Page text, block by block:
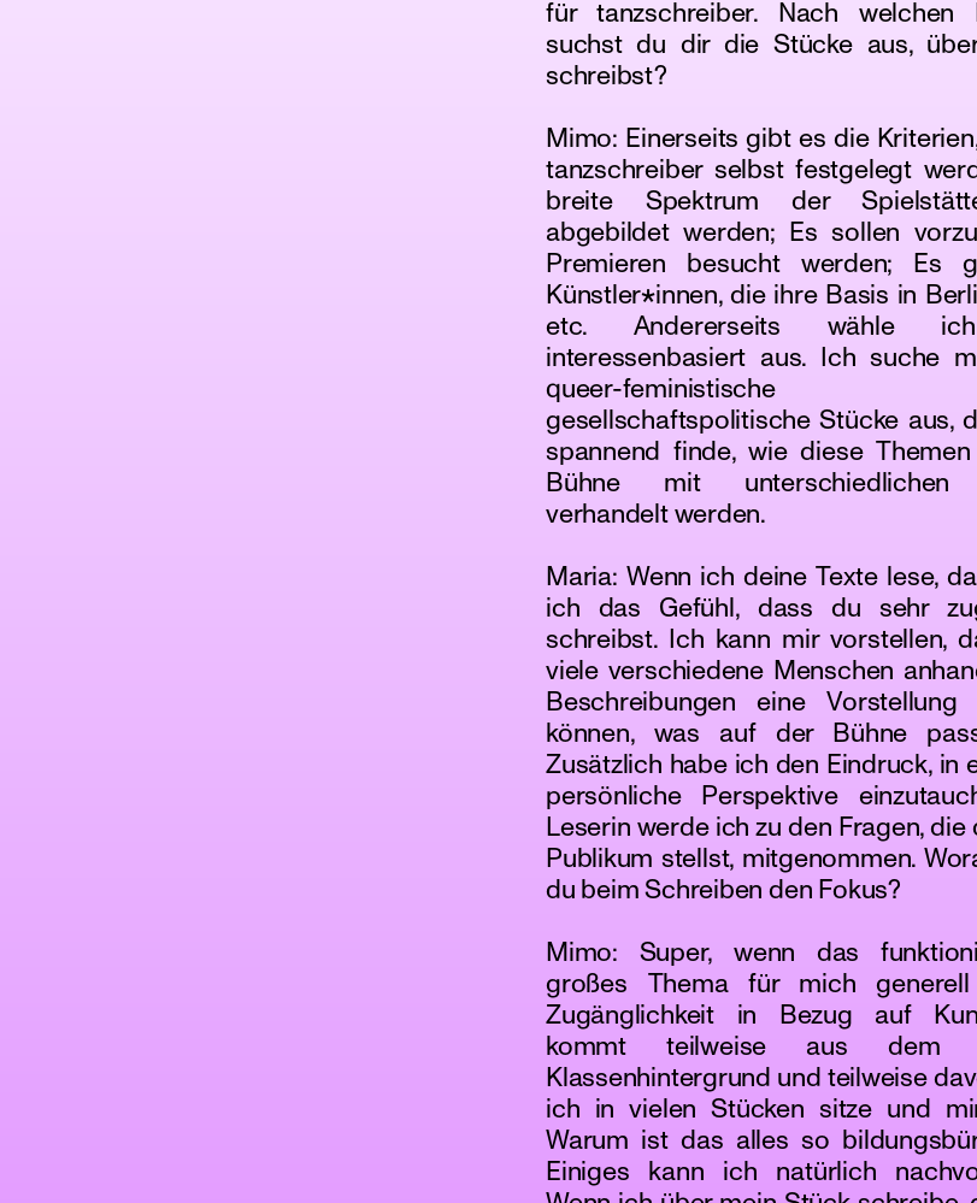
für tanzschreiber. Nach welchen
suchst du dir die Stücke aus,
schreibst?
Mimo: Einerseits gibt es die
tanzschreiber selbst festgelegt
breite Spektrum der
abgebildet werden; Es sollen
Premieren besucht werden; Es
Künstler*innen, die ihre Basis in
etc. Andererseits wähle
interessenbasiert aus. Ich suche
queer-feministische
gesellschaftspolitische Stücke aus,
spannend finde, wie diese
Bühne mit unterschiedlichen
verhandelt werden.
Maria: Wenn ich deine Texte lese,
ich das Gefühl, dass du sehr
schreibst. Ich kann mir vorstellen,
viele verschiedene Menschen
Beschreibungen eine Vorstellung
können, was auf der Bühne
Zusätzlich habe ich den Eindruck, in
persönliche Perspektive
Leserin werde ich zu den Fragen, die
Publikum stellst, mitgenommen.
du beim Schreiben den Fokus?
Mimo: Super, wenn das
großes Thema für mich
Zugänglichkeit in Bezug auf
kommt teilweise aus dem
Klassenhintergrund und teilweise
ich in vielen Stücken sitze und
Warum ist das alles so
Einiges kann ich natürlich